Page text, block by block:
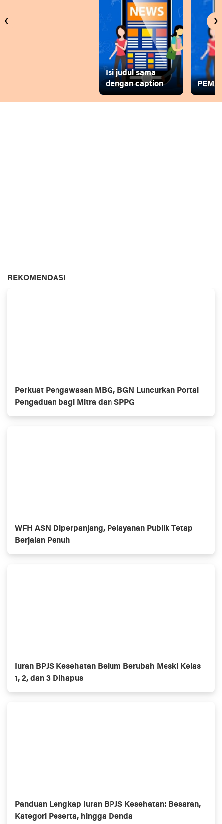
Isi judul sama
dengan caption
‹ ›
REKOMENDASI
Perkuat Pengawasan MBG, BGN Luncurkan Portal
Pengaduan bagi Mitra dan SPPG
WFH ASN Diperpanjang, Pelayanan Publik Tetap
Berjalan Penuh
Iuran BPJS Kesehatan Belum Berubah Meski Kelas
1, 2, dan 3 Dihapus
Panduan Lengkap Iuran BPJS Kesehatan: Besaran,
Kategori Peserta, hingga Denda